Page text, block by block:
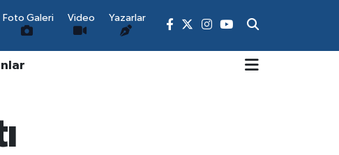
Foto Galeri Video Yazarlar